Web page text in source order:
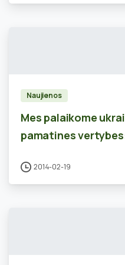
Naujienos
Mes palaikome
pamatines
2014-02-19